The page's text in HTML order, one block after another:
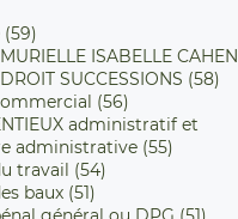
ISABELLE CAHEN
SUCCESSIONS (58)
(56)
administratif et
administrative (55)
travail (54)
baux (51)